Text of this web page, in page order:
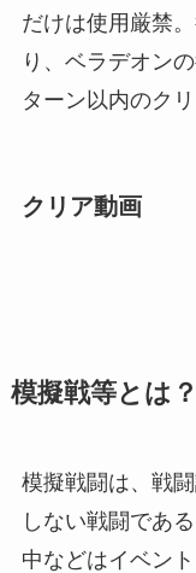
だけは使用厳禁
り、ベラデオン
ターン以内のク
クリア動画
模擬戦等とは？
模擬戦闘は、戦
しない戦闘であ
中などはイベン